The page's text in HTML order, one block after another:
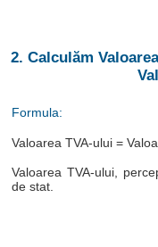
2. Calculăm
Formula:
Valoarea TVA-ului =
Valoarea TVA-ului,
de stat.